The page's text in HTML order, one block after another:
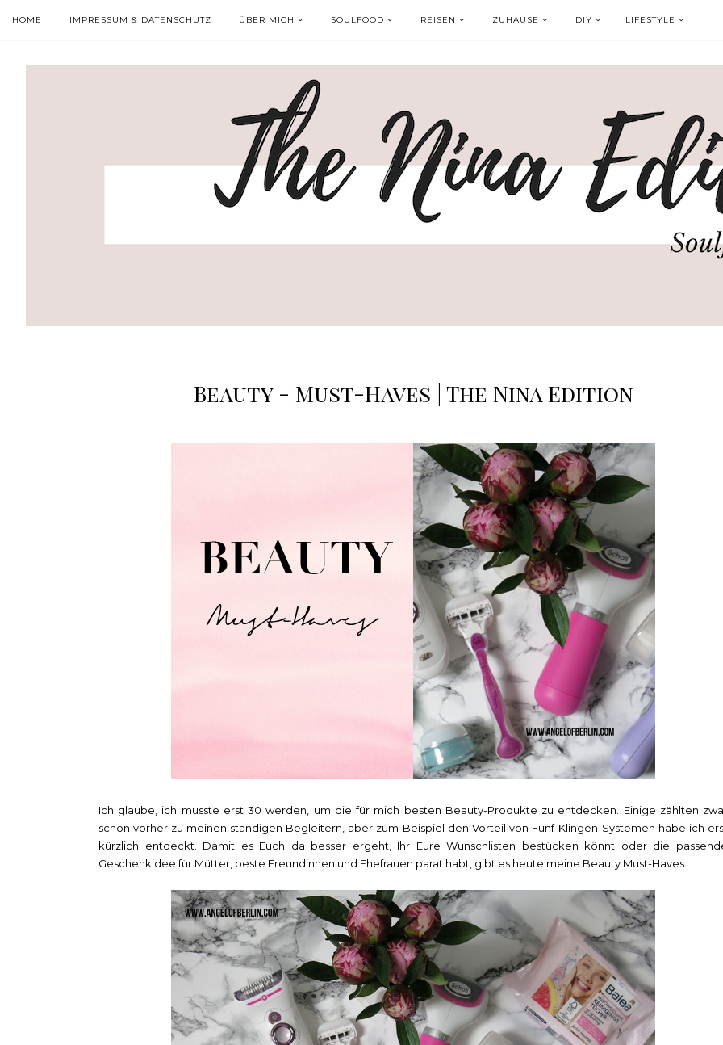
HOME IMPRESSUM & DATENSCHUTZ ÜBER MICH SOULFOOD REISEN ZUHAUSE DIY LIFESTYLE
Beauty - Must-Haves | The Nina Edition
Ich glaube, ich musste erst 30 werden, um die für mich besten Beauty-Produkte zu entdecken. Einige zählten
schon vorher zu meinen ständigen Begleitern, aber zum Beispiel den Vorteil von Fünf-Klingen-Systemen habe ich
kürzlich entdeckt. Damit es Euch da besser ergeht, Ihr Eure Wunschlisten bestücken könnt oder die
Geschenkidee für Mütter, beste Freundinnen und Ehefrauen parat habt, gibt es heute meine Beauty Must-Haves.